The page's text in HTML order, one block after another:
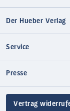
Der Hueber Verlag
Service
Presse
Vertrag